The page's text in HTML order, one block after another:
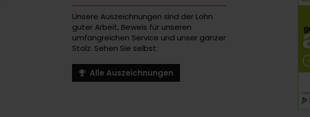
Unsere Auszeichnungen sind der Lohn
guter Arbeit, Beweis für unseren
umfangreichen Service und unser ganzer
Stolz. Sehen Sie selbst:
Alle Auszeichnungen